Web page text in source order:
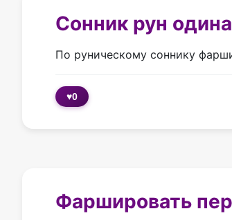
Сонник рун
По руническому соннику
♥0
Фаршировать